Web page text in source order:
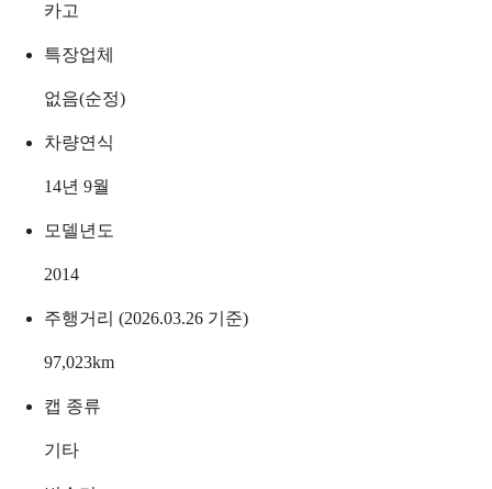
카고
특장업체
없음(순정)
차량연식
14년 9월
모델년도
2014
주행거리 (2026.03.26 기준)
97,023km
캡 종류
기타